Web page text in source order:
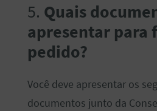
5. Quais
apresentar para
pedido?
Você deve apresentar os
documentos junto da